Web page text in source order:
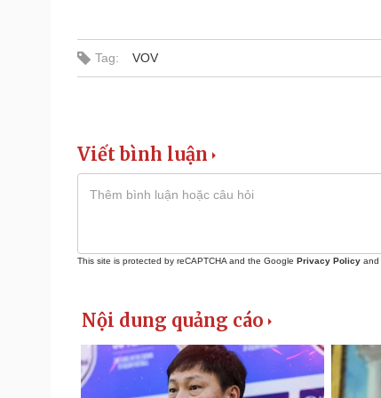
Tag: VOV
Viết bình luận
This site is protected by reCAPTCHA and the Google Privacy Policy and